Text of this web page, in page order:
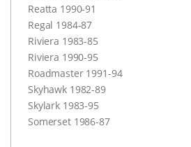
Reatta 1990-91
Regal 1984-87
Riviera 1983-85
Riviera 1990-95
Roadmaster 1991-94
Skyhawk 1982-89
Skylark 1983-95
Somerset 1986-87